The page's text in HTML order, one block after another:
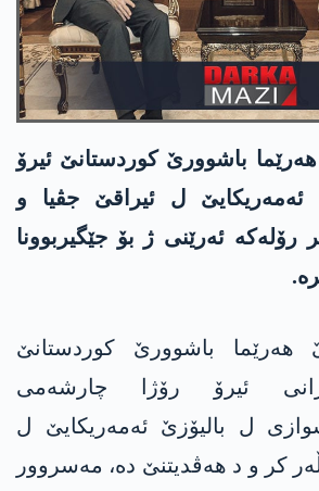
باشوورێ كوردستانێ ئیرۆ
ل ئیراقێ جڤیا و
رۆلەکە ئەرێنی ژ بۆ جێگیربوونا
باشوورێ کوردستانێ
ئیرۆ رۆژا چارشه‌می
پێشوازی ل بالیۆزێ ئه‌مەریکایێ ل
کر و د ھەڤدیتنێ دە، مه‌سروور